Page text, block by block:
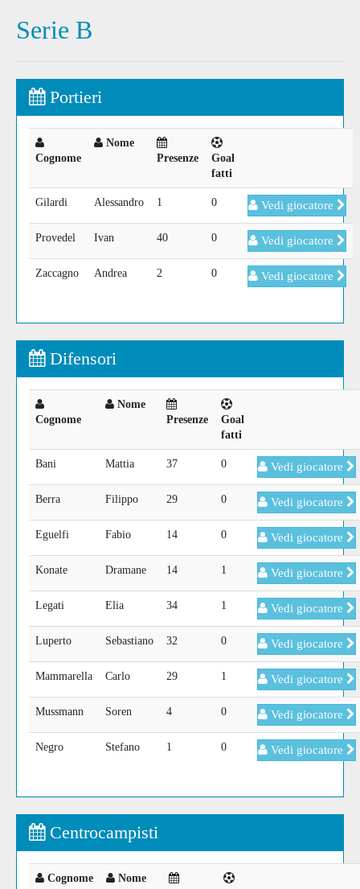
Serie B
Portieri
Cognome
Nome
Presenze
Goal
fatti
Gilardi Alessandro 1 0 Vedi giocatore
Provedel Ivan 40 0 Vedi giocatore
Zaccagno Andrea 2 0 Vedi giocatore
Difensori
Cognome
Nome
Presenze
Goal
fatti
Bani Mattia 37 0 Vedi giocatore
Berra Filippo 29 0 Vedi giocatore
Eguelfi Fabio 14 0 Vedi giocatore
Konate Dramane 14 1 Vedi giocatore
Legati Elia 34 1 Vedi giocatore
Luperto Sebastiano 32 0 Vedi giocatore
Mammarella Carlo 29 1 Vedi giocatore
Mussmann Soren 4 0 Vedi giocatore
Negro Stefano 1 0 Vedi giocatore
Centrocampisti
Cognome
Nome